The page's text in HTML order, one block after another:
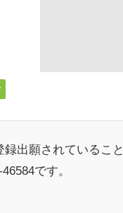
出願されていること
です。